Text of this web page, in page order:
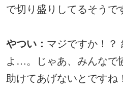
で切り盛りしてるそうで
やつい： マジですか！？
よ…。じゃあ、みんなで
助けてあげないとですね！